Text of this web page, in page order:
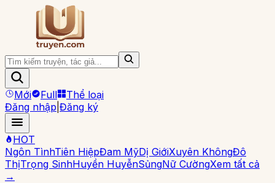
Mới Full
Thể loại
Đăng nhập Đăng ký
HOT
Ngôn TìnhTiên HiệpĐam MỹDị GiớiXuyên KhôngĐô
ThịTrọng SinhHuyền HuyễnSủngNữ CườngXem tất cả
→